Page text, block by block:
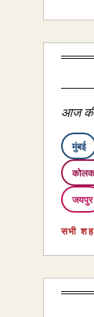
आज
मुंबई
जयपुर
सभी